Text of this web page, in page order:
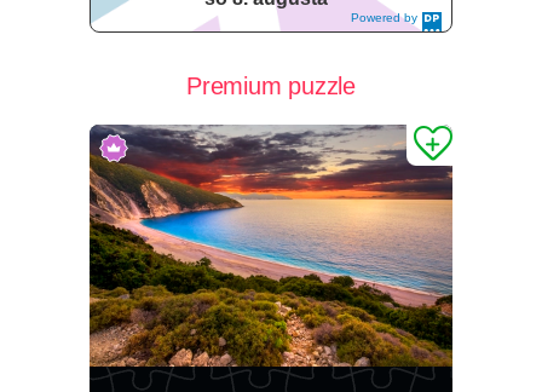
Powered by
DaysPedia.c
Premium puzzle